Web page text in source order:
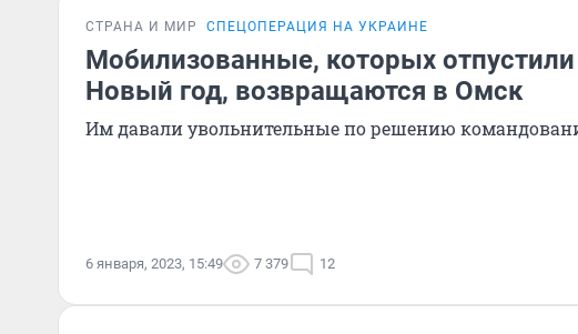
СТРАНА И МИР СПЕЦОПЕРАЦИЯ НА УКРАИНЕ
Мобилизованные, которых
Новый год, возвращаются в Омск
Им давали увольнительные по решению
6 января, 2023, 15:49 7 379 12